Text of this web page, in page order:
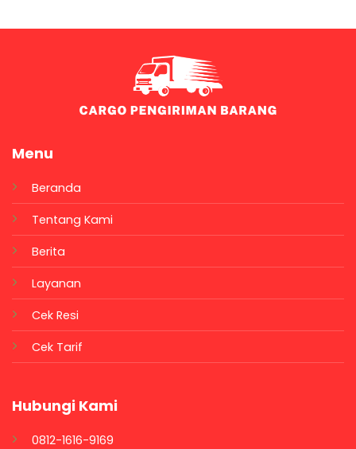
Menu
Beranda
Tentang Kami
Berita
Layanan
Cek Resi
Cek Tarif
Hubungi Kami
0812-1616-9169